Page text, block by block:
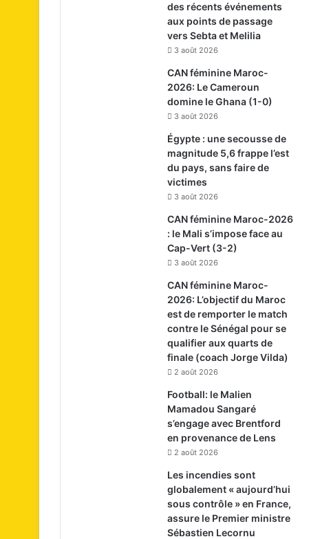
des récents événements
aux points de passage
vers Sebta et Melilia
3 août 2026
CAN féminine Maroc-
2026: Le Cameroun
domine le Ghana (1-0)
3 août 2026
Égypte : une secousse de
magnitude 5,6 frappe l’est
du pays, sans faire de
victimes
3 août 2026
CAN féminine Maroc-2026
: le Mali s’impose face au
Cap-Vert (3-2)
3 août 2026
CAN féminine Maroc-
2026: L’objectif du Maroc
est de remporter le match
contre le Sénégal pour se
qualifier aux quarts de
finale (coach Jorge Vilda)
2 août 2026
Football: le Malien
Mamadou Sangaré
s’engage avec Brentford
en provenance de Lens
2 août 2026
Les incendies sont
globalement « aujourd’hui
sous contrôle » en France,
assure le Premier ministre
Sébastien Lecornu